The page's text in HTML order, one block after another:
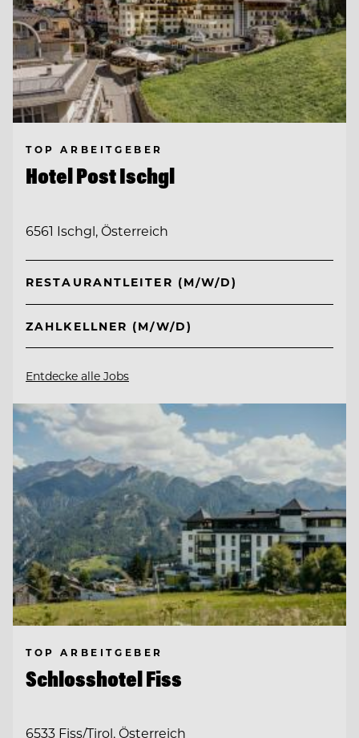
TOP ARBEITGEBER
Hotel Post Ischgl
6561 Ischgl, Österreich
RESTAURANTLEITER (M/W/D)
ZAHLKELLNER (M/W/D)
Entdecke alle Jobs
TOP ARBEITGEBER
Schlosshotel Fiss
6533 Fiss/Tirol, Österreich